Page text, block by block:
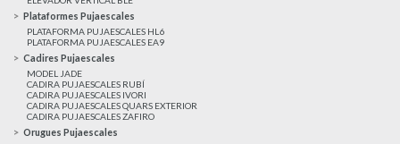
Plataformes Pujaescales
PLATAFORMA PUJAESCALES HL6
PLATAFORMA PUJAESCALES EA9
Cadires Pujaescales
MODEL JADE
CADIRA PUJAESCALES RUBÍ
CADIRA PUJAESCALES IVORI
CADIRA PUJAESCALES QUARS EXTERIOR
CADIRA PUJAESCALES ZAFIRO
Orugues Pujaescales